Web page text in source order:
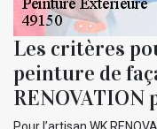
Les critères
peinture de
RENOVATION